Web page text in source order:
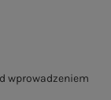
wprowadzeniem